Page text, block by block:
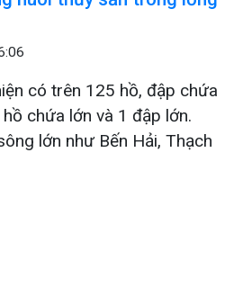
có trên 125 hồ, đập chứa
chứa lớn và 1 đập lớn.
lớn như Bến Hải, Thạch